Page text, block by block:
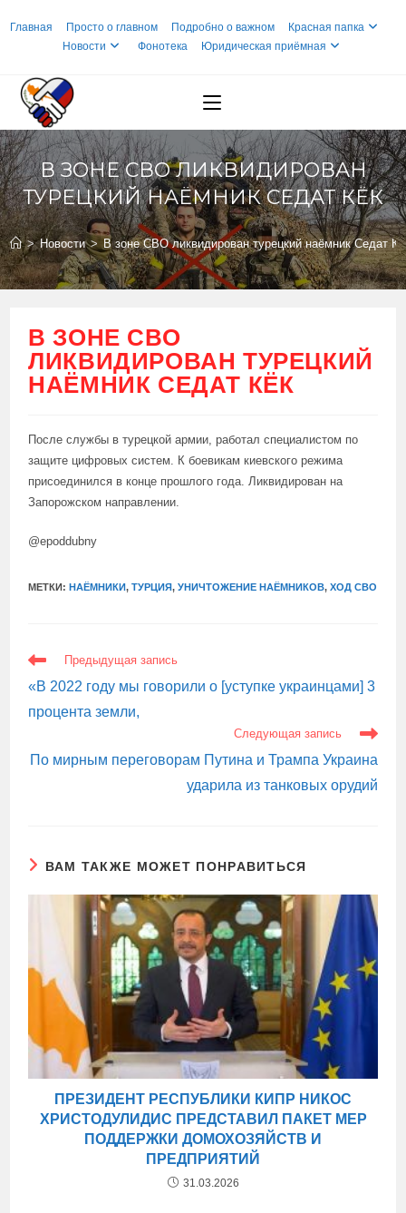
Главная Просто о главном Подробно о важном
Красная папка
Новости
Фонотека Юридическая приёмная
В ЗОНЕ СВО ЛИКВИДИРОВАН
ТУРЕЦКИЙ НАЁМНИК СЕДАТ КËК
> Новости > В зоне СВО ликвидирован турецкий наёмник Седат
В ЗОНЕ СВО
ЛИКВИДИРОВАН ТУРЕЦКИЙ
НАЁМНИК СЕДАТ КËК
После службы в турецкой армии, работал специалистом по
защите цифровых систем. К боевикам киевского режима
присоединился в конце прошлого года. Ликвидирован на
Запорожском направлении.
@epoddubny
МЕТКИ:НАЁМНИКИ, ТУРЦИЯ, УНИЧТОЖЕНИЕ НАЁМНИКОВ, ХОД СВО
ЕЩЕ
СТАТЬИ
Предыдущая запись
«В 2022 году мы говорили о [уступке украинцами] 3
процента земли,
Следующая запись
По мирным переговорам Путина и Трампа Украина
ударила из танковых орудий
ВАМ ТАКЖЕ МОЖЕТ ПОНРАВИТЬСЯ
ПРЕЗИДЕНТ РЕСПУБЛИКИ КИПР НИКОС
ХРИСТОДУЛИДИС ПРЕДСТАВИЛ ПАКЕТ МЕР
ПОДДЕРЖКИ ДОМОХОЗЯЙСТВ И
ПРЕДПРИЯТИЙ
31.03.2026